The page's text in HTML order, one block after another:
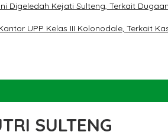
Digeledah Kejati Sulteng, Terkait
UPP Kelas III Kolonodale, Terkait
SULTENG